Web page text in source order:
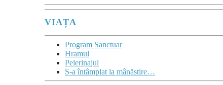
VIAȚA
Program Sanctuar
Hramul
Pelerinajul
S-a întâmplat la mânăstire…